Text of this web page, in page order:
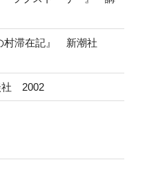
村滞在記』 新潮社
社 2002